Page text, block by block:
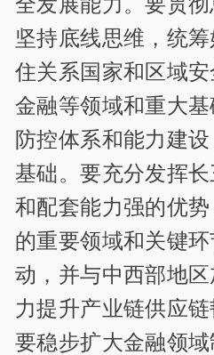
坚持底线思维，统
住关系国家和区域安
金融等领域和重大
防控体系和能力建
基础。要充分发挥
和配套能力强的优
的重要领域和关键
动，并与中西部地
力提升产业链供应链
要稳步扩大金融领